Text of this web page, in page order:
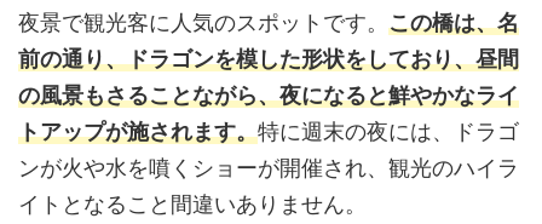
夜景で観光客に人気のスポットです。 この橋は、名
前の通り、ドラゴンを模した形状をしており、昼間
の風景もさることながら、夜になると鮮やかなライ
トアップが施されます。特に週末の夜には、ドラゴ
ンが火や水を噴くショーが開催され、観光のハイラ
イトとなること間違いありません。